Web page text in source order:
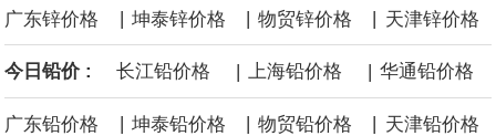
景的线索。StoneX高级分析师马特·辛普森表示，中东和平前景改善
广东锌价格 | 坤泰锌价格 | 物贸锌价格 | 天津锌价格
今日铅价 : 长江铅价格 | 上海铅价格 | 华通铅价格
广东铅价格 坤泰铅价格 物贸铅价格 天津铅价格